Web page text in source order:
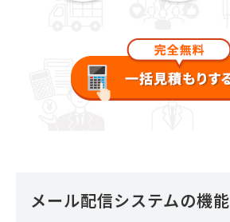
メール配信システムの機能